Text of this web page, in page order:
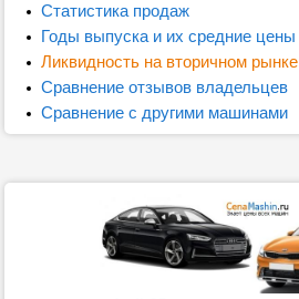
Статистика продаж
Годы выпуска и их средние цены
Ликвидность на вторичном рынке
Сравнение отзывов владельцев
Сравнение с другими машинами